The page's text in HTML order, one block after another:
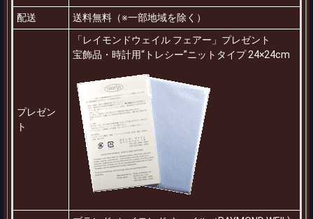
配送 送料無料（※一部地域を除く）
プレゼン
ト
「レイモンドウェイル フェアー」プレゼント
宝飾品・時計用“トレシー”ニットタイプ 24×24cm